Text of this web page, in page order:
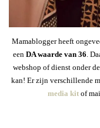
Mamablogger heeft
een DA waarde van 36 .
webshop of dienst onder
kan! Er zijn verschillende
media kitof